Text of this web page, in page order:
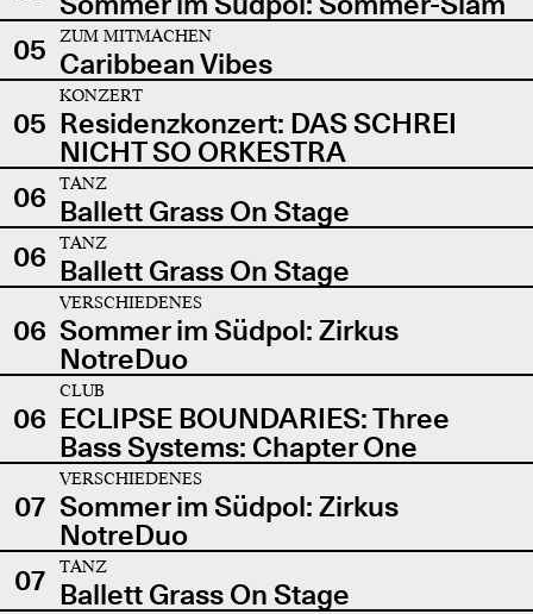
05
ZUM MITMACHEN
Caribbean Vibes
05
KONZERT
Residenzkonzert: DAS SCHREI
NICHT SO ORKESTRA
06
TANZ
Ballett Grass On Stage
06
TANZ
Ballett Grass On Stage
06
VERSCHIEDENES
Sommer im Südpol: Zirkus
NotreDuo
06
CLUB
ECLIPSE BOUNDARIES: Three
Bass Systems: Chapter One
07
VERSCHIEDENES
Sommer im Südpol: Zirkus
NotreDuo
07
TANZ
Ballett Grass On Stage